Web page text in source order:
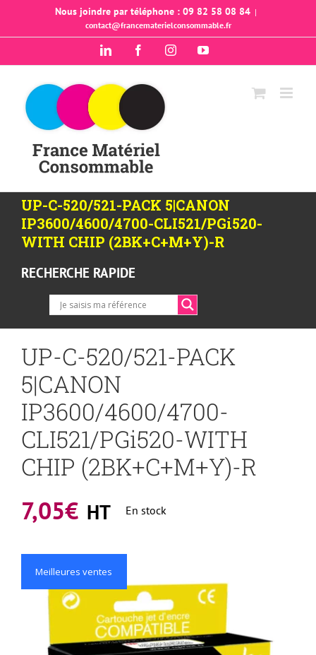
Nous joindre par téléphone : 09 82 58 08 84 |
contact@francematerielconsommable.fr
LinkedIn FacebookInstagramYouTube
UP-C-520/521-PACK 5|CANON
IP3600/4600/4700-CLI521/PGi520-
WITH CHIP (2BK+C+M+Y)-R
RECHERCHE RAPIDE
UP-C-520/521-PACK
5|CANON
IP3600/4600/4700-
CLI521/PGi520-WITH
CHIP (2BK+C+M+Y)-R
7,05€ HT En stock
Meilleures ventes